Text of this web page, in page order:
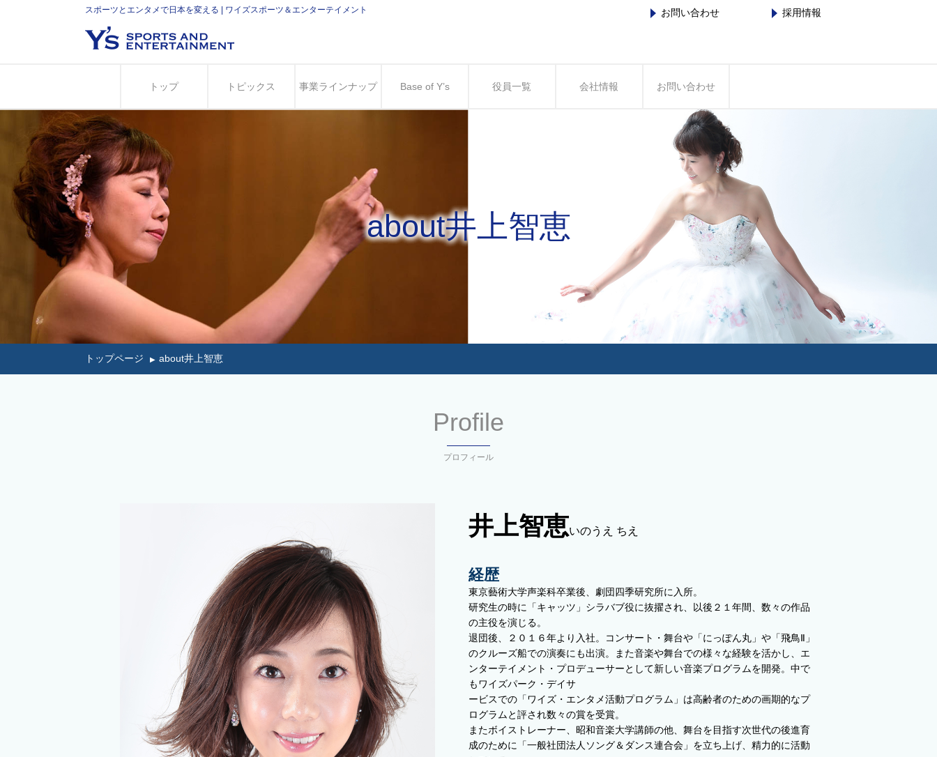
スポーツとエンタメで日本を変える | ワイズスポーツ＆エンターテイメント お問い合わせ 採用情報
トップ トピックス 事業ラインナップ Base of Y’s 役員一覧 会社情報 お問い合わせ
about井上智恵
トップページ about井上智恵
Profile
プロフィール
井上智恵いのうえ ちえ
経歴
東京藝術大学声楽科卒業後、劇団四季研究所に入所。
研究生の時に「キャッツ」シラバブ役に抜擢され、以後２１年間、数々の作品
の主役を演じる。
退団後、２０１６年より入社。コンサート・舞台や「にっぽん丸」や「飛鳥Ⅱ」
のクルーズ船での演奏にも出演。また音楽や舞台での様々な経験を活かし、エ
ンターテイメント・プロデューサーとして新しい音楽プログラムを開発。中で
もワイズパーク・デイサ
ービスでの「ワイズ・エンタメ活動プログラム」は高齢者のための画期的なプ
ログラムと評され数々の賞を受賞。
またボイストレーナー、昭和音楽大学講師の他、舞台を目指す次世代の後進育
成のために「一般社団法人ソング＆ダンス連合会」を立ち上げ、精力的に活動